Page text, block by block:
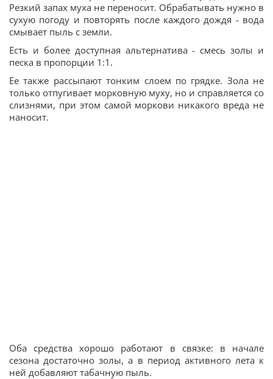
Резкий запах муха не переносит. Обрабатывать нужно в
сухую погоду и повторять после каждого дождя - вода
смывает пыль с земли.
Есть и более доступная альтернатива - смесь золы и
песка в пропорции 1:1.
Ее также рассыпают тонким слоем по грядке. Зола не
только отпугивает морковную муху, но и справляется со
слизнями, при этом самой моркови никакого вреда не
наносит.
Оба средства хорошо работают в связке: в начале
сезона достаточно золы, а в период активного лета к
ней добавляют табачную пыль.